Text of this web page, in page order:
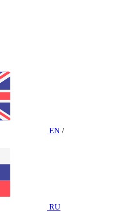
EN /
RU